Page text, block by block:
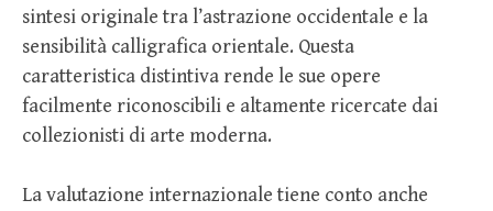
sintesi originale tra l’astrazione occidentale e la
sensibilità calligrafica orientale. Questa
caratteristica distintiva rende le sue opere
facilmente riconoscibili e altamente ricercate dai
collezionisti di arte moderna.
La valutazione internazionale tiene conto anche